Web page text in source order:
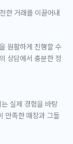
한 거래를 이끌어내
원활하게 진행할 수
상담에서 충분한 정
실제 경험을 바탕
만족한 매장과 그들